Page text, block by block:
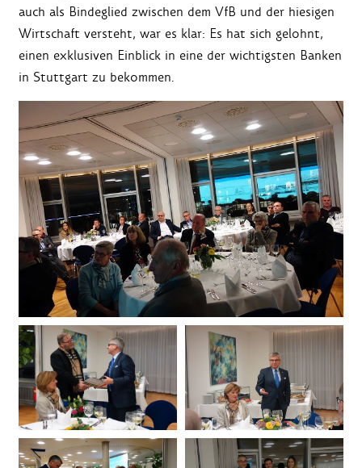
auch als Bindeglied zwischen dem VfB und der hiesigen
Wirtschaft versteht, war es klar: Es hat sich gelohnt,
einen exklusiven Einblick in eine der wichtigsten Banken
in Stuttgart zu bekommen.